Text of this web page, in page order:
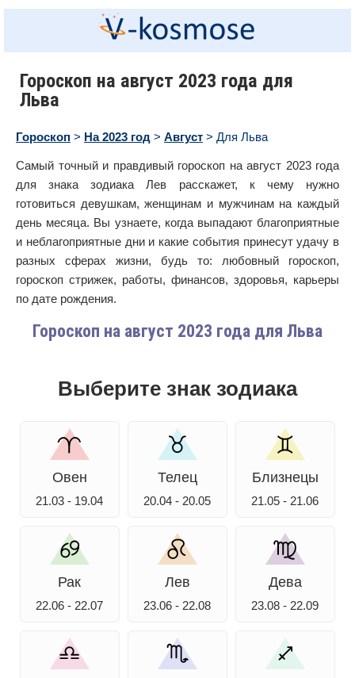
Гороскоп на август 2023 года для
Льва
Гороскоп > На 2023 год > Август > Для Льва
Самый точный и правдивый гороскоп на август 2023 года
для знака зодиака Лев расскажет, к чему нужно
готовиться девушкам, женщинам и мужчинам на каждый
день месяца. Вы узнаете, когда выпадают благоприятные
и неблагоприятные дни и какие события принесут удачу в
разных сферах жизни, будь то: любовный гороскоп,
гороскоп стрижек, работы, финансов, здоровья, карьеры
по дате рождения.
Гороскоп на август 2023 года для Льва
Выберите знак зодиака
Овен
21.03 - 19.04
Телец
20.04 - 20.05
Близнецы
21.05 - 21.06
Рак
22.06 - 22.07
Лев
23.06 - 22.08
Дева
23.08 - 22.09